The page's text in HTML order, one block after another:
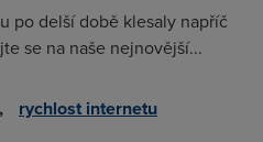
po delší době klesaly napříč
se na naše nejnovější...
, rychlost internetu